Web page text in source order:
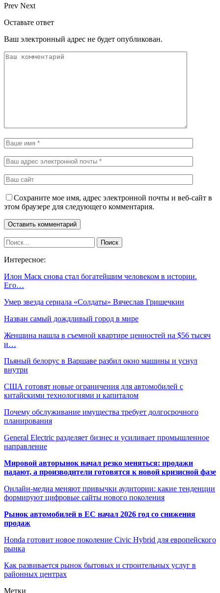
Prev Next
Оставьте ответ
Ваш электронный адрес не будет опубликован.
Сохраните мое имя, адрес электронной почты и веб-сайт в
этом браузере для следующего комментария.
Интересное:
Илон Маск снова стал богатейшим человеком в истории.
Его…
Умер звезда сериала «Солдаты» Вячеслав Гришечкин
Назван самый дождливый город в мире
Женщина нашла в съемной квартире ценностей на $56 тысяч
и…
Пьяный белорус в Варшаве разбил окно машины и уснул
внутри
США готовят новые ограничения для автомобилей с
китайскими технологиями и капиталом
Почему обслуживание имущества требует долгосрочного
планирования
General Electric разделяет бизнес и усиливает промышленное
направление
Мировой авторынок начал резко меняться: продажи
падают, а производители готовятся к новой кризисной фазе
Онлайн-медиа меняют привычки аудитории: какие тенденции
формируют цифровые сайты нового поколения
Рынок автомобилей в ЕС начал 2026 год со снижения
продаж
Honda готовит новое поколение Civic Hybrid для европейского
рынка
Как развивается рынок бытовых и строительных услуг в
районных центрах
Метки